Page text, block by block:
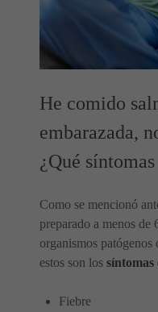
He comido
embarazada,
¿Qué
Como se mencionó
preparado a menos de
organismos
estos son los síntomas
Fiebre